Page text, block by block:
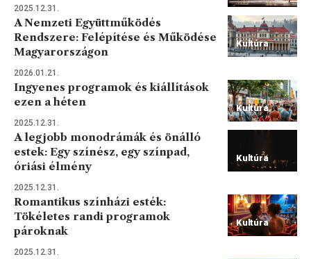
2025.12.31.
Kultúra
A Nemzeti Együttműködés
Rendszere: Felépítése és Működése
Magyarországon
2026.01.21.
Kultúra
Ingyenes programok és kiállítások
ezen a héten
2025.12.31.
Kultúra
A legjobb monodrámák és önálló
estek: Egy színész, egy színpad,
óriási élmény
2025.12.31.
Kultúra
Romantikus színházi esték:
Tökéletes randi programok
pároknak
2025.12.31.